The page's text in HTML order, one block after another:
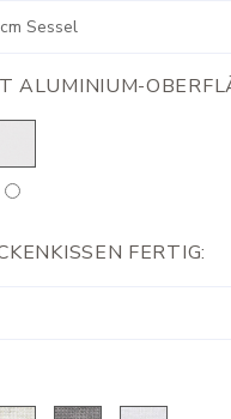
ALUMINIUM-
FERTIG: